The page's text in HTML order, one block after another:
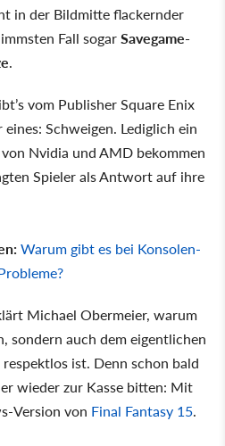
in der Bildmitte flackernder
Fall sogarSavegame-
.
vom Publisher Square Enix
Schweigen. Lediglich ein
Nvidia und AMD bekommen
Spieler als Antwort auf ihre
Warum gibt es bei Konsolen-
Michael Obermeier, warum
sondern auch dem eigentlichen
ist. Denn schon bald
wieder zur Kasse bitten: Mit
Version von Final Fantasy 15.